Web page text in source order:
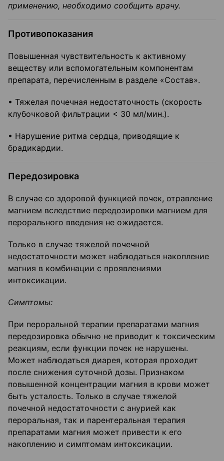
применению, необходимо сообщить врачу.
Противопоказания
Повышенная чувствительность к активному
веществу или вспомогательным компонентам
препарата, перечисленным в разделе «Состав».
• Тяжелая почечная недостаточность (скорость
клубочковой фильтрации < 30 мл/мин.).
• Нарушение ритма сердца, приводящие к
брадикардии.
Передозировка
В случае со здоровой функцией почек, отравление
магнием вследствие передозировки магнием для
перорального введения не ожидается.
Только в случае тяжелой почечной
недостаточности может наблюдаться накопление
магния в комбинации с проявлениями
интоксикации.
Симптомы:
При пероральной терапии препаратами магния
передозировка обычно не приводит к токсическим
реакциям, если функции почек не нарушены.
Может наблюдаться диарея, которая проходит
после снижения суточной дозы. Признаком
повышенной концентрации магния в крови может
быть усталость. Только в случае тяжелой
почечной недостаточности с анурией как
пероральная, так и парентеральная терапия
препаратами магния может привести к его
накоплению и симптомам интоксикации.